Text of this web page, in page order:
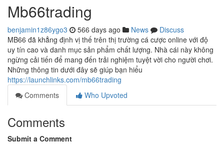
Mb66trading
benjamin1z86ygo3 566 days ago News
Discuss
MB66 đã khẳng định vị thế trên thị trường cá cược online với độ
uy tín cao và danh mục sản phẩm chất lượng. Nhà cái này không
ngừng cải tiến để mang đến trải nghiệm tuyệt vời cho người chơi.
Những thông tin dưới đây sẽ giúp bạn hiểu
https://launchlinks.com/mb66trading
Comments
Who Upvoted
Comments
Submit a Comment